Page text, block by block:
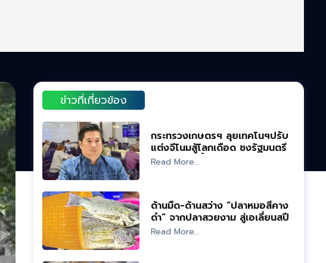
ข่าวที่เกี่ยวข้อง
กระทรวงเกษตรฯ ลุยเทคโนฯปรับ
แต่งจีโนมสู้โลกเดือด ชงรัฐมนตรี
ลงนาม ก.ค.นี้
Read More...
ด้านมืด-ด้านสว่าง “ปลาหมอสีคาง
ดำ” จากปลาสวยงาม สู่เอเลี่ยนสปีชี
ส์
Read More...